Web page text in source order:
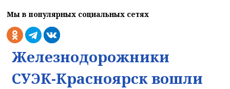
Мы в популярных социальных сетях
Железнодорожники
СУЭК-Красноярск вошли